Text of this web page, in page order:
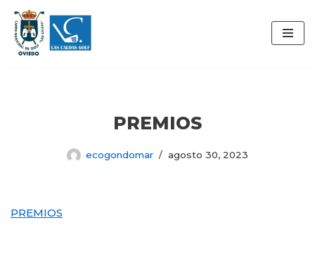
Saltar
al
PREMIOS
ecogondomar agosto 30, 2023
PREMIOS